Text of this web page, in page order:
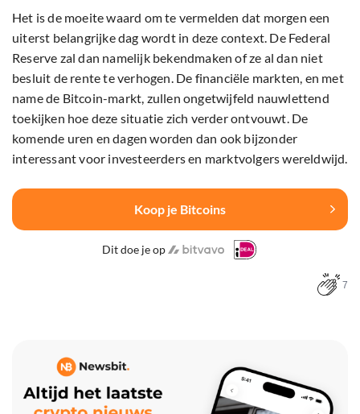
Het is de moeite waard om te vermelden dat morgen een
uiterst belangrijke dag wordt in deze context. De Federal
Reserve zal dan namelijk bekendmaken of ze al dan niet
besluit de rente te verhogen. De financiële markten, en met
name de Bitcoin-markt, zullen ongetwijfeld nauwlettend
toekijken hoe deze situatie zich verder ontvouwt. De
komende uren en dagen worden dan ook bijzonder
interessant voor investeerders en marktvolgers wereldwijd.
Koop je Bitcoins
Dit doe je op
7